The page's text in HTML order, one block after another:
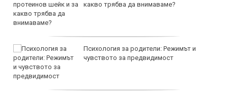
какво трябва да внимаваме?
Психология за родители: Режимът и
чувството за предвидимост